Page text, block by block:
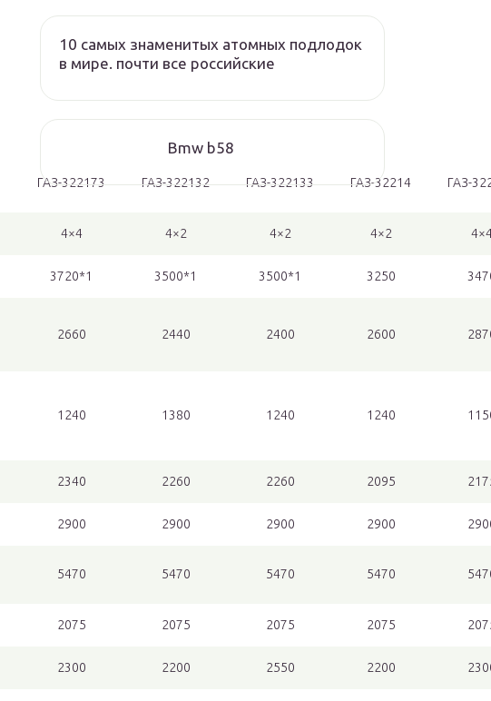
ГАЗ-322173 ГАЗ-322132 ГАЗ-322133 ГАЗ-32214 ГАЗ-
4×4 4×2 4×2 4×2
3720*1 3500*1 3500*1 3250
2660 2440 2400 2600
1240 1380 1240 1240
2340 2260 2260 2095
2900 2900 2900 2900
5470 5470 5470 5470
2075 2075 2075 2075
2300 2200 2550 2200
10 самых знаменитых атомных подлодок
в мире. почти все российские
Bmw b58